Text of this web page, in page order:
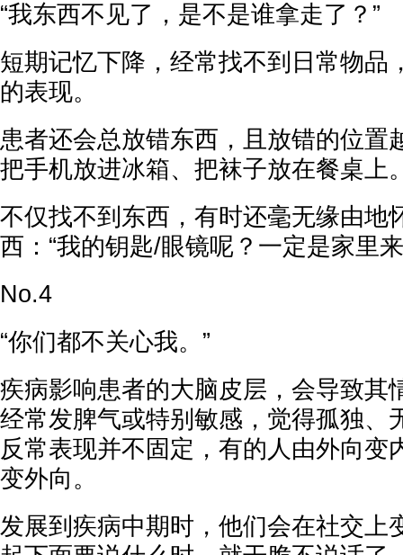
“我东西不见了，是不是谁拿走了？”
短期记忆下降，经常找不到日常物品
的表现。
患者还会总放错东西，且放错的位置
把手机放进冰箱、把袜子放在餐桌上
不仅找不到东西，有时还毫无缘由地
西：“我的钥匙/眼镜呢？一定是家里
No.4
“你们都不关心我。”
疾病影响患者的大脑皮层，会导致其
经常发脾气或特别敏感，觉得孤独、
反常表现并不固定，有的人由外向变
变外向。
发展到疾病中期时，他们会在社交